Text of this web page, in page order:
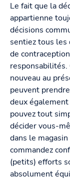
Le fait que la
appartienne
décisions
sentiez tous les
de
nouveau au
peuvent
deux
pouvez tout
décider vous-
dans le
commandez
(petits) efforts
absolument